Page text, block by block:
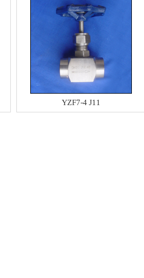
YZF7-4 J11